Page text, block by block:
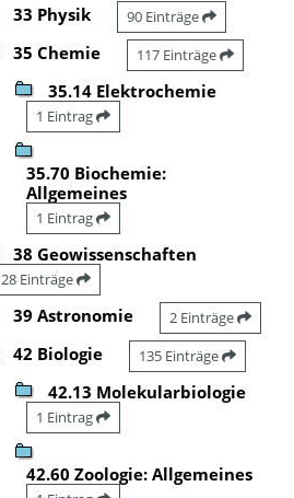
33 Physik 90 Einträge
35 Chemie 117 Einträge
35.14 Elektrochemie
1 Eintrag
35.70 Biochemie:
Allgemeines
1 Eintrag
38 Geowissenschaften
28 Einträge
39 Astronomie 2 Einträge
42 Biologie 135 Einträge
42.13 Molekularbiologie
1 Eintrag
42.60 Zoologie: Allgemeines